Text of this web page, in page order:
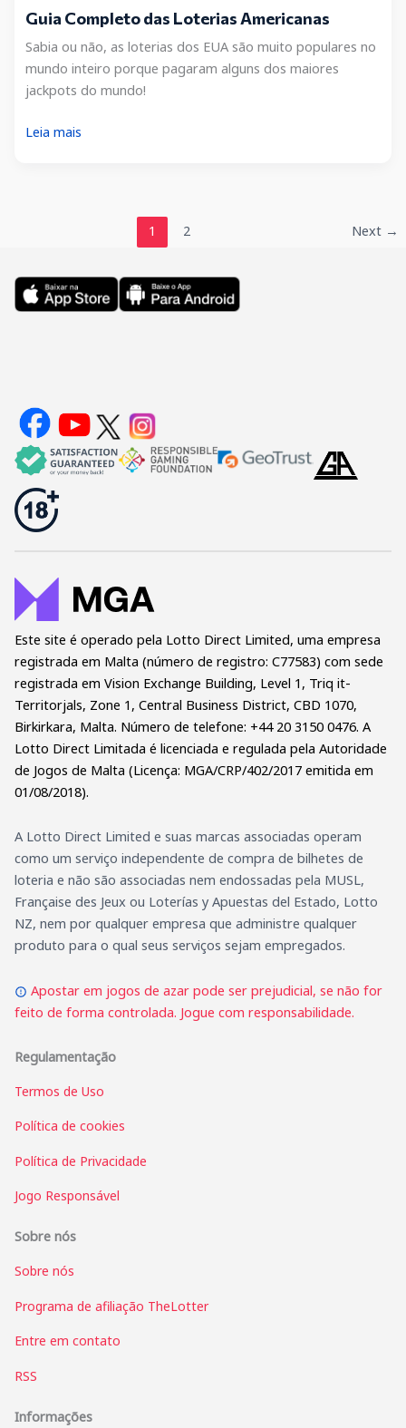
Guia Completo das Loterias Americanas
Sabia ou não, as loterias dos EUA são muito populares no
mundo inteiro porque pagaram alguns dos maiores
jackpots do mundo!
Guia
Leia mais
1 2 Next →
Este site é operado pela Lotto Direct Limited, uma empresa
registrada em Malta (número de registro: C77583) com sede
registrada em Vision Exchange Building, Level 1, Triq it-
Territorjals, Zone 1, Central Business District, CBD 1070,
Birkirkara, Malta. Número de telefone: +44 20 3150 0476. A
Lotto Direct Limitada é licenciada e regulada pela Autoridade
de Jogos de Malta (Licença: MGA/CRP/402/2017 emitida em
01/08/2018).
A Lotto Direct Limited e suas marcas associadas operam
como um serviço independente de compra de bilhetes de
loteria e não são associadas nem endossadas pela MUSL,
Française des Jeux ou Loterías y Apuestas del Estado, Lotto
NZ, nem por qualquer empresa que administre qualquer
produto para o qual seus serviços sejam empregados.
Apostar em jogos de azar pode ser prejudicial, se não for
feito de forma controlada. Jogue com responsabilidade.
Regulamentação
Termos de Uso
Política de cookies
Política de Privacidade
Jogo Responsável
Sobre nós
Sobre nós
Programa de afiliação TheLotter
Entre em contato
RSS
Informações